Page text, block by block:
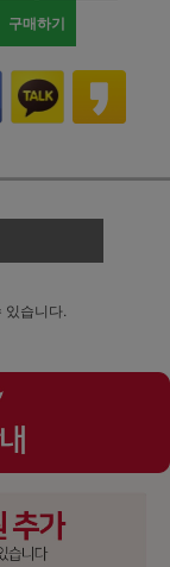
구매하기
습니다.